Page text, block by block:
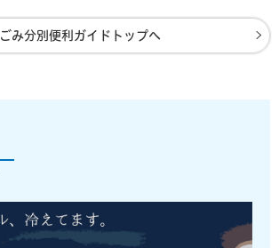
ごみ分別便利ガイドトップへ